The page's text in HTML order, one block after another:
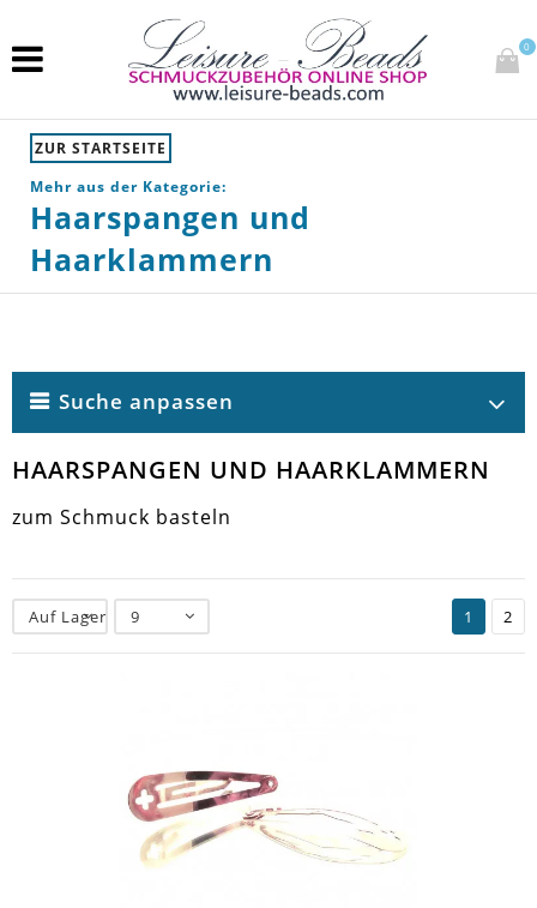
0
ZUR STARTSEITE
Mehr aus der Kategorie:
Haarspangen und
Haarklammern
Suche anpassen
HAARSPANGEN UND HAARKLAMMERN
zum Schmuck basteln
Auf Lager 9 1 2